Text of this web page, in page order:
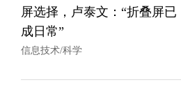
屏选择，卢泰文：“折叠屏已
成日常”
信息技术/科学